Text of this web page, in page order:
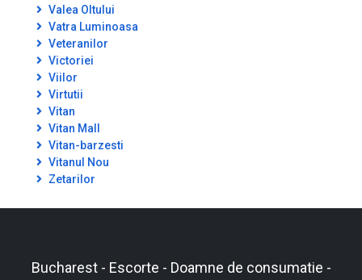
Valea Oltului
Vatra Luminoasa
Veteranilor
Victoriei
Viilor
Virtutii
Vitan
Vitan Mall
Vitan-barzesti
Vitanul Nou
Zetarilor
Bucharest - Escorte - Doamne de consumatie -